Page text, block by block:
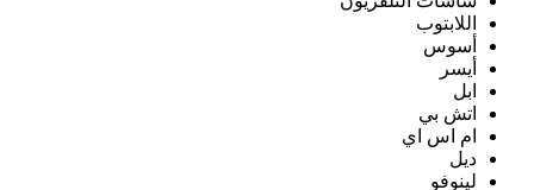
اللابتوب
أسوس
أيسر
ابل
اتش بي
ام اس اي
ديل
لينوفو